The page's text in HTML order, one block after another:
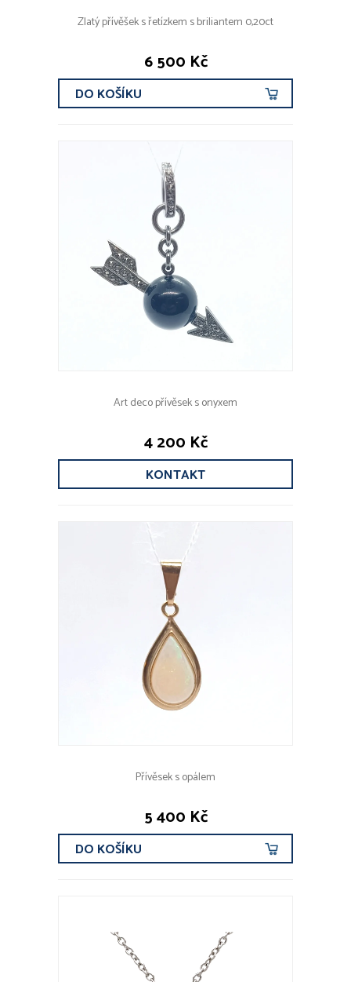
Zlatý přívěšek s řetízkem s briliantem 0,20ct
6 500 Kč
DO KOŠÍKU
Art deco přívěsek s onyxem
4 200 Kč
KONTAKT
Přívěsek s opálem
5 400 Kč
DO KOŠÍKU